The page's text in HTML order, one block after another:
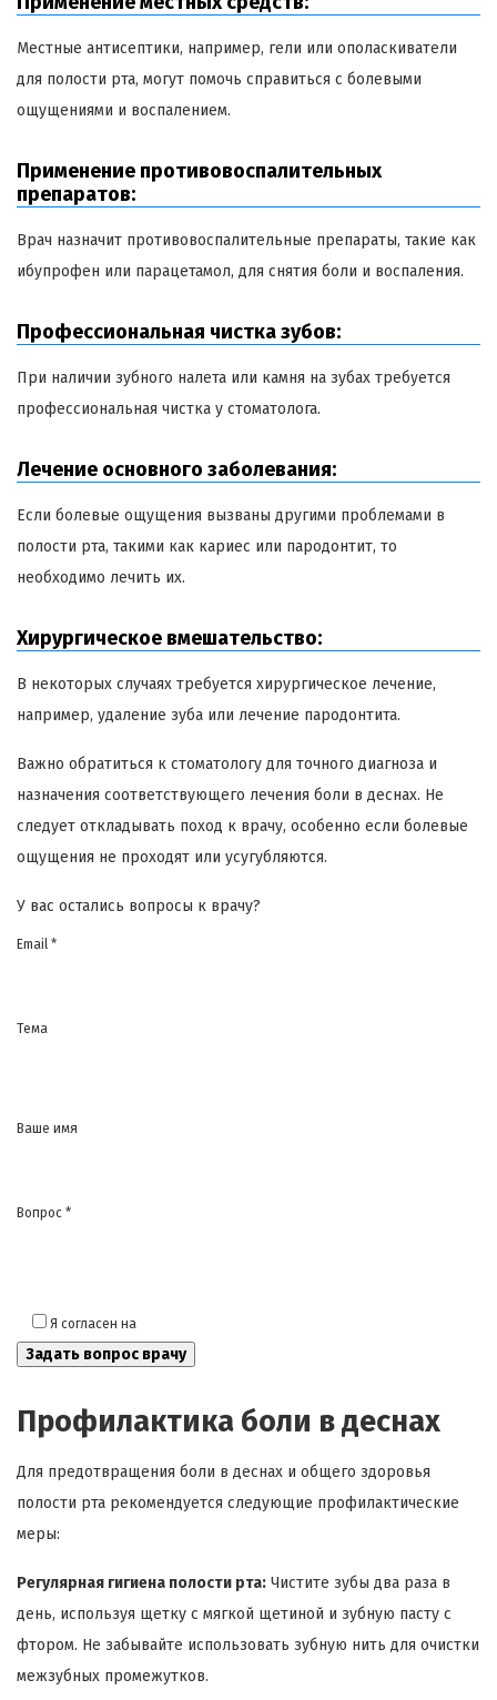
Местные антисептики, например, гели или ополаскиватели
для полости рта, могут помочь справиться с болевыми
ощущениями и воспалением.
Применение противовоспалительных
препаратов:
Врач назначит противовоспалительные препараты, такие как
ибупрофен или парацетамол, для снятия боли и воспаления.
Профессиональная чистка зубов:
При наличии зубного налета или камня на зубах требуется
профессиональная чистка у стоматолога.
Лечение основного заболевания:
Если болевые ощущения вызваны другими проблемами в
полости рта, такими как кариес или пародонтит, то
необходимо лечить их.
Хирургическое вмешательство:
В некоторых случаях требуется хирургическое лечение,
например, удаление зуба или лечение пародонтита.
Важно обратиться к стоматологу для точного диагноза и
назначения соответствующего лечения боли в деснах. Не
следует откладывать поход к врачу, особенно если болевые
ощущения не проходят или усугубляются.
У вас остались вопросы к врачу?
Email *
Тема
Ваше имя
Вопрос *
Я согласен на
Профилактика боли в деснах
Для предотвращения боли в деснах и общего здоровья
полости рта рекомендуется следующие профилактические
меры:
Регулярная гигиена полости рта: Чистите зубы два раза в
день, используя щетку с мягкой щетиной и зубную пасту с
фтором. Не забывайте использовать зубную нить для очистки
межзубных промежутков.